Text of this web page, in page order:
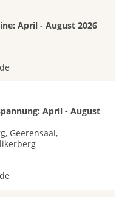
April - August 2026
April - August
Geerensaal,